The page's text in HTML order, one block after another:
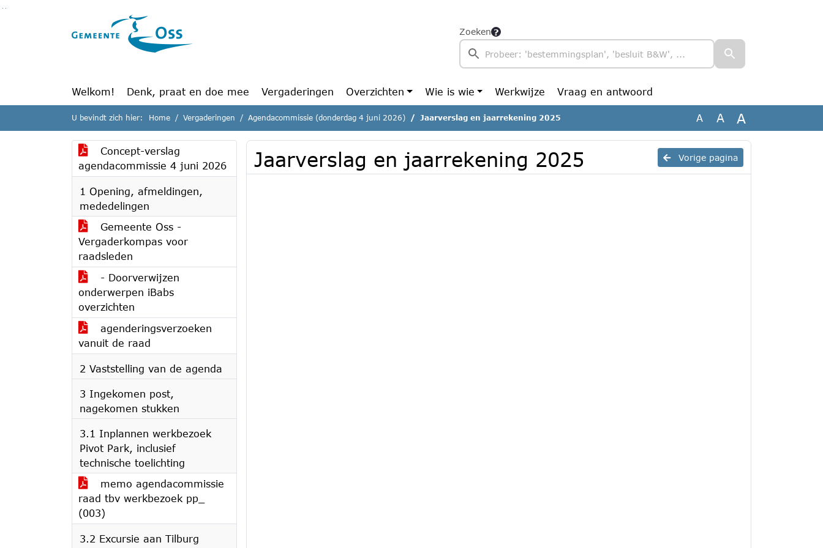
Ga naar de inhoud van deze pagina
Zoeken
Welkom! Denk, praat en doe mee Vergaderingen Overzichten Wie is wie Werkwijze Vraag en antwoord
U bevindt zich hier: Home Vergaderingen Agendacommissie (donderdag 4 juni 2026) Jaarverslag en jaarrekening 2025 A A A
Concept-verslag
agendacommissie 4 juni 2026
1 Opening, afmeldingen,
mededelingen
Gemeente Oss -
Vergaderkompas voor
raadsleden
- Doorverwijzen
onderwerpen iBabs
overzichten
agenderingsverzoeken
vanuit de raad
2 Vaststelling van de agenda
3 Ingekomen post,
nagekomen stukken
3.1 Inplannen werkbezoek
Pivot Park, inclusief
technische toelichting
memo agendacommissie
raad tbv werkbezoek pp_
(003)
3.2 Excursie aan Tilburg
Vorige pagina
Jaarverslag en jaarrekening 2025